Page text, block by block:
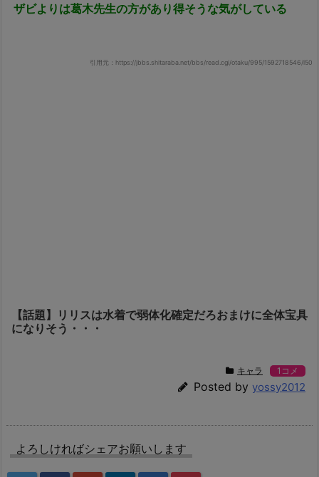
ザビよりは葛木先生の方があり得そうな気がしている
引用元：https://jbbs.shitaraba.net/bbs/read.cgi/otaku/995/1592718546/l50
【話題】リリスは水着で弱体化確定だろおまけに全体宝具
になりそう・・・
キャラ 1コメ
Posted by yossy2012
よろしければシェアお願いします